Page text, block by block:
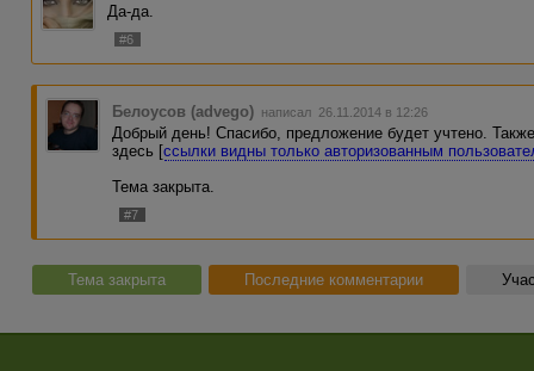
Да-да.
#6
Белоусов (advego) написал 26.11.2014 в 12:26
Добрый день! Спасибо, предложение будет учтено.
здесь [ссылки видны только авторизованным
Тема закрыта.
#7
Тема закрыта Последние комментарии